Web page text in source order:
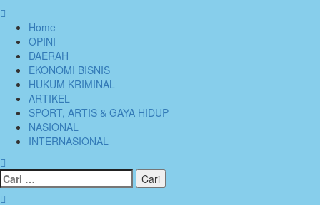
MenuHome
OPINI
DAERAH
EKONOMI BISNIS
HUKUM KRIMINAL
ARTIKEL
SPORT, ARTIS & GAYA HIDUP
NASIONAL
INTERNASIONAL
Cari
untuk: